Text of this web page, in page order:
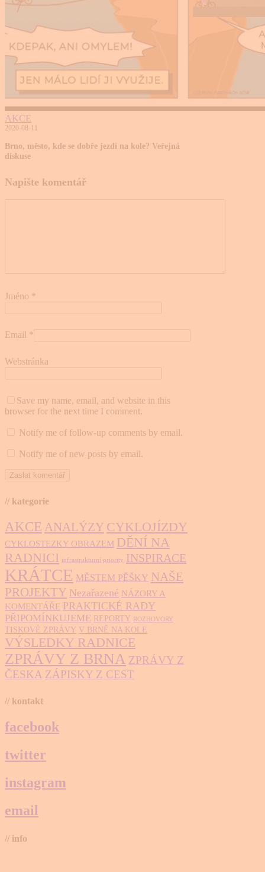
AKCE
2020-08-11
Brno, město, kde se dobře jezdí na kole? Veřejná
diskuse
Napište komentář
Jméno *
Email *
Webstránka
Save my name, email, and website in this
browser for the next time I comment.
Notify me of follow-up comments by email.
Notify me of new posts by email.
// kategorie
AKCE ANALÝZY CYKLOJÍZDY
CYKLOSTEZKY OBRAZEM DĚNÍ NA
RADNICI infrastrukturní priority INSPIRACE
KRÁTCE MĚSTEM PĚŠKY NAŠE
PROJEKTY Nezařazené NÁZORY A
KOMENTÁŘE PRAKTICKÉ RADY
PŘIPOMÍNKUJEME REPORTY ROZHOVORY
TISKOVÉ ZPRÁVY V BRNĚ NA KOLE
VÝSLEDKY RADNICE
ZPRÁVY Z BRNA ZPRÁVY Z
ČESKA ZÁPISKY Z CEST
// kontakt
facebook
twitter
instagram
email
// info